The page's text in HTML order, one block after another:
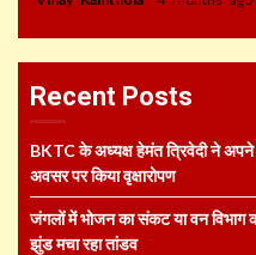
Recent Posts
BKTC के अध्यक्ष हेमंत त्रिवेदी ने
अवसर पर किया वृक्षारोपण
जंगलों में भोजन का संकट या वन विभाग की
झुंड मचा रहा तांडव